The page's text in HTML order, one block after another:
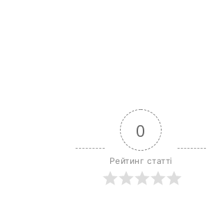
0
Рейтинг статті